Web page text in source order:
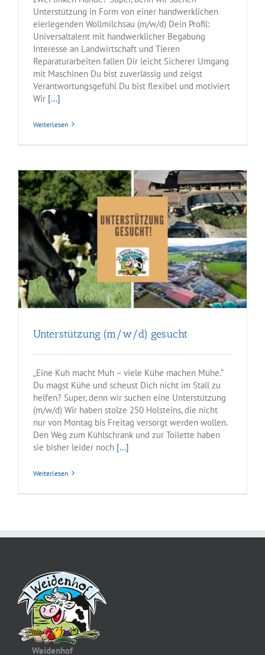
Unterstützung in Form von einer handwerklichen
eierlegenden Wollmilchsau (m/w/d) Dein Profil:
Universaltalent mit handwerklicher Begabung
Interesse an Landwirtschaft und Tieren
Reparaturarbeiten fallen Dir leicht Sicherer Umgang
mit Maschinen Du bist zuverlässig und zeigst
Verantwortungsgefühl Du bist flexibel und motiviert
Wir [...]
Weiterlesen
Unterstützung (m/w/d) gesucht
„Eine Kuh macht Muh – viele Kühe machen Mühe.“
Du magst Kühe und scheust Dich nicht im Stall zu
helfen? Super, denn wir suchen eine Unterstützung
(m/w/d) Wir haben stolze 250 Holsteins, die nicht
nur von Montag bis Freitag versorgt werden wollen.
Den Weg zum Kühlschrank und zur Toilette haben
sie bisher leider noch [...]
Weiterlesen
Weidenhof